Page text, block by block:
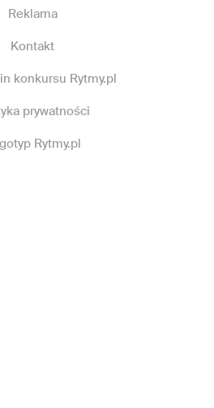
Reklama
Kontakt
konkursu Rytmy.pl
prywatności
Rytmy.pl